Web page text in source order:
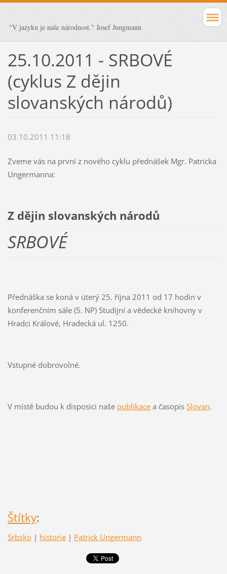
"V jazyku je naše národnost." Josef Jungmann
25.10.2011 - SRBOVÉ
(cyklus Z dějin
slovanských národů)
03.10.2011 11:18
Zveme vás na první z nového cyklu přednášek Mgr. Patricka
Ungermanna:
Z dějin slovanských národů
SRBOVÉ
Přednáška se koná v úterý 25. října 2011 od 17 hodin v
konferenčním sále (5. NP) Studijní a vědecké knihovny v
Hradci Králové, Hradecká ul. 1250.
Vstupné dobrovolné.
V místě budou k disposici naše publikacea časopis Slovan.
Štítky:
Srbsko | historie | Patrick Ungermann